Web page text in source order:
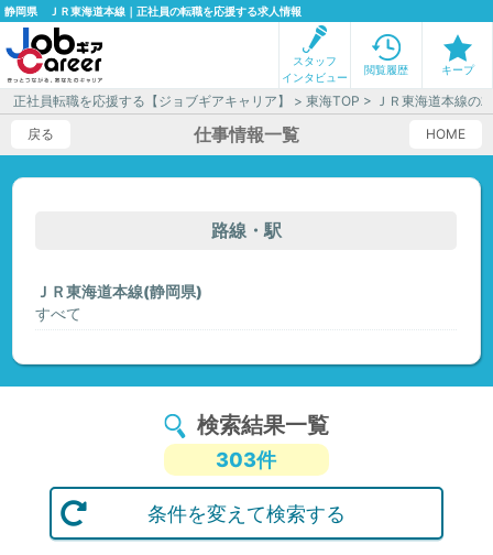
静岡県 ＪＲ東海道本線｜正社員の転職を応援する求人情報
スタッフ
インタビュー
閲覧履歴 キープ
正社員転職を応援する【ジョブギアキャリア】 >東海TOP > ＪＲ東海道本線の
戻る
HOME
仕事情報一覧
路線・駅
ＪＲ東海道本線(静岡県)
すべて
検索結果一覧
303件
条件を変えて検索する